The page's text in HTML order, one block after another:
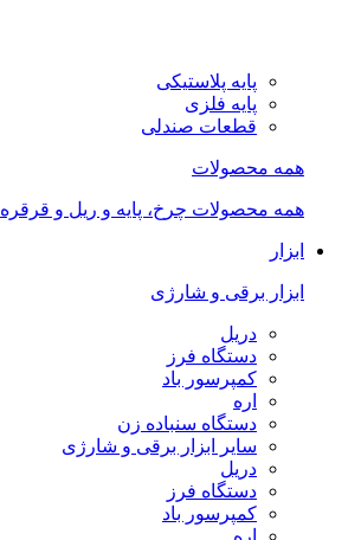
پایه پلاستیکی
پایه فلزی
قطعات صندلی
همه محصولات
همه محصولات چرخ، پایه و ریل و قرقره
ابزار
ابزار برقی و شارژی
دریل
دستگاه فرز
کمپرسور باد
اره
دستگاه سنباده زن
سایر ابزار برقی و شارژی
دریل
دستگاه فرز
کمپرسور باد
اره